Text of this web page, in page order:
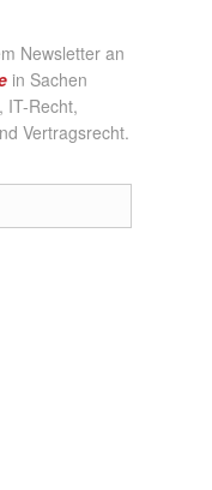
Newsletter an
in Sachen
IT-Recht,
Vertragsrecht.